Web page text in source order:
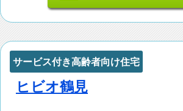
サービス付き高齢者向け住宅
ヒビオ鶴見